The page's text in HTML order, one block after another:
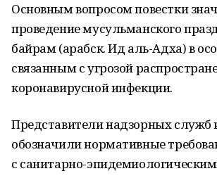
Основным вопросом повестки
проведение мусульманского
байрам (арабск. Ид аль-Адха) в
связанным с угрозой
коронавирусной инфекции.
Представители надзорных служб
обозначили нормативные
с санитарно-